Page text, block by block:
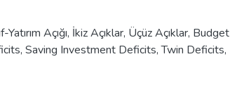
Açığı, İkiz Açıklar, Üçüz Açıklar, Budget
, Saving Investment Deficits,Twin Deficits,